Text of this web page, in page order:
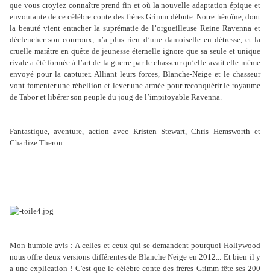
que vous croyiez connaître prend fin et où la nouvelle adaptation épique et
envoutante de ce célèbre conte des frères Grimm débute. Notre héroïne, dont
la beauté vient entacher la suprématie de l’orgueilleuse Reine Ravenna et
déclencher son courroux, n’a plus rien d’une damoiselle en détresse, et la
cruelle marâtre en quête de jeunesse éternelle ignore que sa seule et unique
rivale a été formée à l’art de la guerre par le chasseur qu’elle avait elle-même
envoyé pour la capturer. Alliant leurs forces, Blanche-Neige et le chasseur
vont fomenter une rébellion et lever une armée pour reconquérir le royaume
de Tabor et libérer son peuple du joug de l’impitoyable Ravenna.
Fantastique, aventure, action avec Kristen Stewart, Chris Hemsworth et
Charlize Theron
Mon humble avis : A celles et ceux qui se demandent pourquoi Hollywood
nous offre deux versions différentes de Blanche Neige en 2012... Et bien il y
a une explication ! C'est que le célèbre conte des frères Grimm fête ses 200